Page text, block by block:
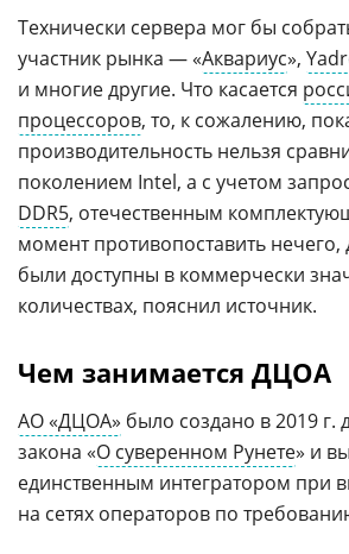
Технически сервера мог бы
участник рынка — «Аквариус»,
и многие другие. Что касается
процессоров, то, к сожалению,
производительность нельзя
поколением Intel, а с учетом
DDR5, отечественным
момент противопоставить
были доступны в коммерчески
количествах, пояснил источник.
Чем занимается ДЦОА
АО «ДЦОА» было создано в 2019 г.
закона «О суверенном Рунете» и
единственным интегратором при
на сетях операторов по